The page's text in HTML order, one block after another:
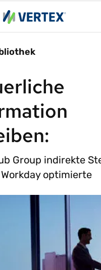
Group indirekte
optimierte